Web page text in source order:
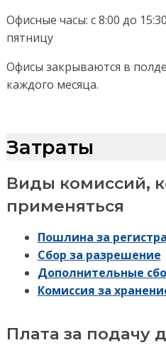
Офисные часы: с 8:00 до
пятницу
Офисы закрываются в
каждого месяца.
Затраты
Виды комиссий,
применяться
Пошлина за
Сбор за разрешение
Дополнительные
Комиссия за
Плата за подачу